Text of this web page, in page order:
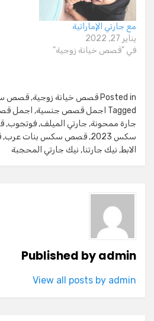
مع جارتي الإماراتية
يناير 27, 2022
في "قصص خيانة زوجية"
Posted in قصص خيانة زوجية, قصص
Tagged اجمل قصص جنسية, اجمل
جارة ممحونة, جارتي الميلف, فوتجوب,
سكس 2023
, قصص سكس بنات عرب,
الابط, نيك جارتنا, نيك جارتي المحجبة
Published byadmin
View all posts by admin